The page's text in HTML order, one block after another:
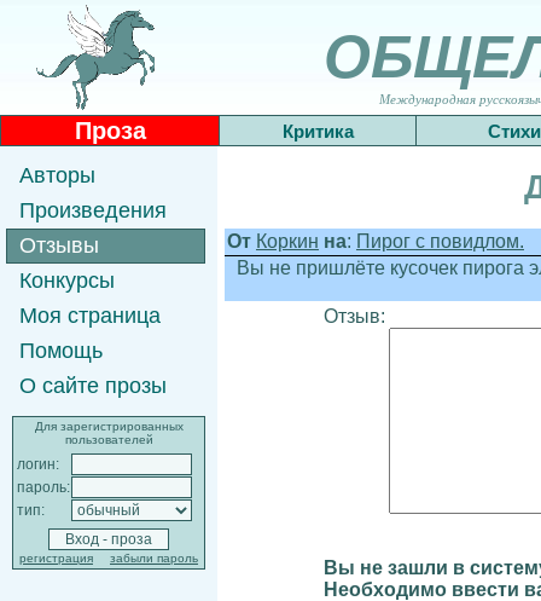
Международная
Проза Критика Стихи
Авторы
Произведения
Отзывы
Конкурсы
Моя страница
Помощь
О сайте прозы
Для зарегистрированных
пользователей
логин:
пароль:
тип:
регистрация забыли пароль
От Коркин на: Пирог с повидлом.
Вы не пришлёте кусочек пирога
Отзыв:
Вы не зашли в
Необходимо ввести